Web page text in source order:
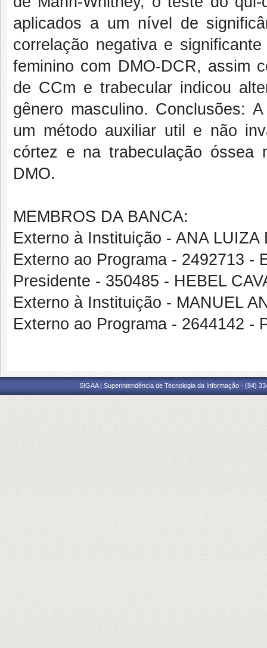
aplicados a um nível de
correlação negativa e
feminino com DMO-DCR, assim
de CCm e trabecular indicou
gênero masculino. Conclusões:
um método auxiliar util e não
córtez e na trabeculação óssea
DMO.
MEMBROS DA BANCA:
Externo à Instituição - ANA
Externo ao Programa - 2492713 -
Presidente - 350485 - HEBEL
Externo à Instituição - MANUEL
Externo ao Programa - 2644142 -
SIGAA | Superintendência de Tecnologia da Informação - (84)